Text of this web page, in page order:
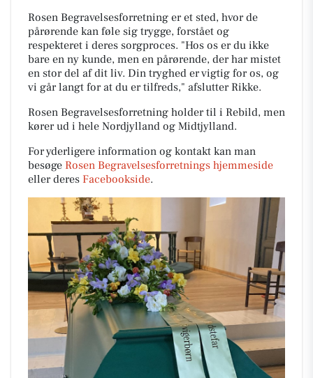
Rosen Begravelsesforretning er et sted, hvor de
pårørende kan føle sig trygge, forstået og
respekteret i deres sorgproces. "Hos os er du ikke
bare en ny kunde, men en pårørende, der har mistet
en stor del af dit liv. Din tryghed er vigtig for os, og
vi går langt for at du er tilfreds," afslutter Rikke.
Rosen Begravelsesforretning holder til i Rebild, men
kører ud i hele Nordjylland og Midtjylland.
For yderligere information og kontakt kan man
besøge Rosen Begravelsesforretnings hjemmeside
eller deres Facebookside.